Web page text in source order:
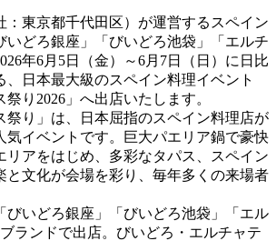
：東京都千代田区）が運営するスペイン
いどろ銀座」「びいどろ池袋」「エルチ
年6月5日（金）～6月7日（日）に日比
、日本最大級のスペイン料理イベント
祭り2026」へ出店いたします。
祭り」は、日本屈指のスペイン料理店が
気イベントです。巨大パエリア鍋で豪快
リアをはじめ、多彩なタパス、スペイン
と文化が会場を彩り、毎年多くの来場者
びいどろ銀座」「びいどろ池袋」「エル
ランドで出店。びいどろ・エルチャテ